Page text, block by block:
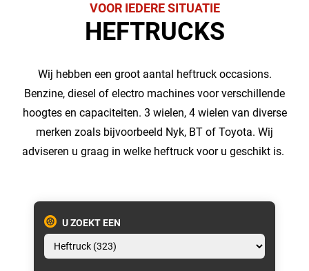
VOOR IEDERE SITUATIE
HEFTRUCKS
Wij hebben een groot aantal heftruck occasions.
Benzine, diesel of electro machines voor verschillende
hoogtes en capaciteiten. 3 wielen, 4 wielen van diverse
merken zoals bijvoorbeeld Nyk, BT of Toyota. Wij
adviseren u graag in welke heftruck voor u geschikt is.
U ZOEKT EEN